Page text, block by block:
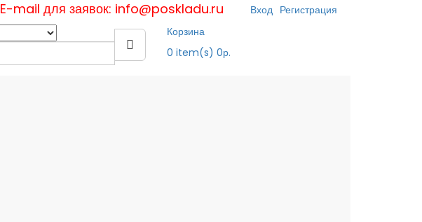
E-mail для заявок: info@poskladu.ru Вход Регистрация
Корзина
0 item(s) 0р.